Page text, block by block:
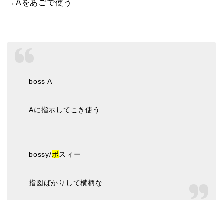
→Aをあごで使う
boss A
Aに指示してこき使う
bossy/ボスィー
指図ばかりして横柄な